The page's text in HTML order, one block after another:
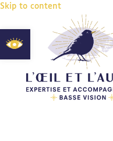
Skip to content
Ouvrir la barre d’outils